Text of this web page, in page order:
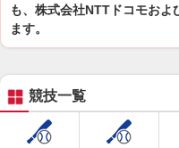
も、株式会社NTTドコモお
ます。
競技一覧